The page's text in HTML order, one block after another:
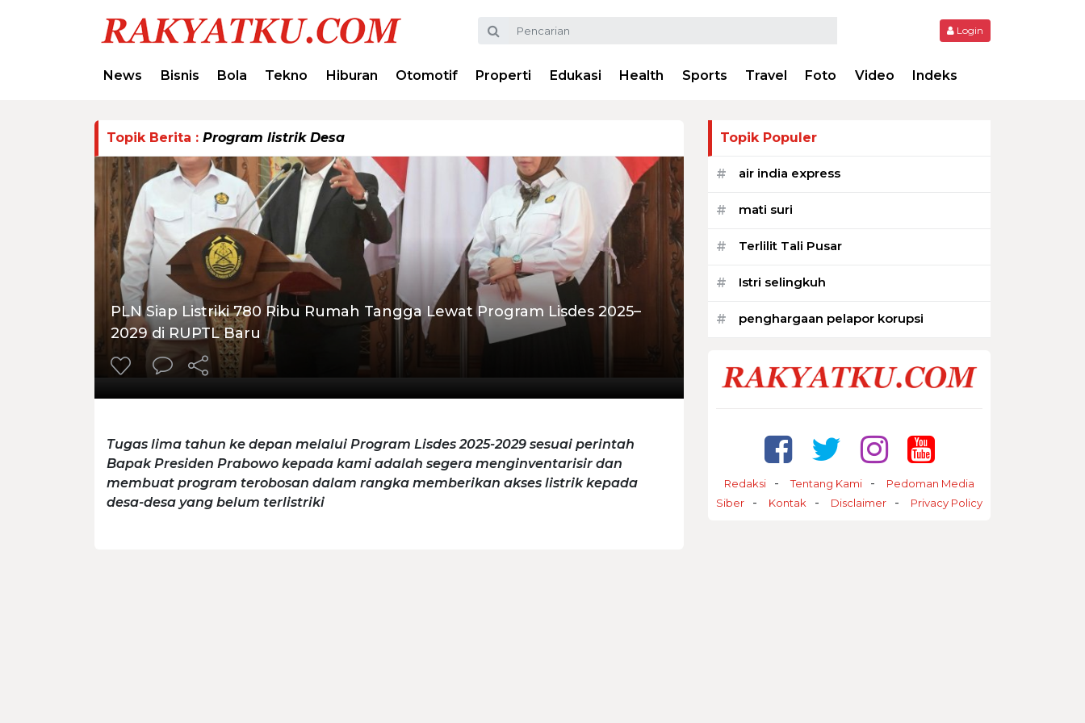
Login
News Bisnis Bola Tekno Hiburan Otomotif Properti Edukasi Health Sports Travel Foto Video Indeks
Topik Berita : Program listrik Desa
PLN Siap Listriki 780 Ribu Rumah Tangga Lewat Program Lisdes 2025–
2029 di RUPTL Baru
Tugas lima tahun ke depan melalui Program Lisdes 2025-2029 sesuai perintah
Bapak Presiden Prabowo kepada kami adalah segera menginventarisir dan
membuat program terobosan dalam rangka memberikan akses listrik kepada
desa-desa yang belum terlistriki
Topik Populer
# air india express
# mati suri
# Terlilit Tali Pusar
# Istri selingkuh
# penghargaan pelapor korupsi
Redaksi Tentang Kami
Pedoman Media
Siber
Kontak Disclaimer Privacy Policy